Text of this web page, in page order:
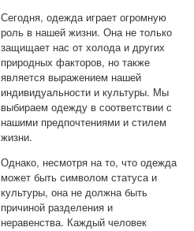
Сегодня, одежда играет огромную
роль в нашей жизни. Она не только
защищает нас от холода и других
природных факторов, но также
является выражением нашей
индивидуальности и культуры. Мы
выбираем одежду в соответствии с
нашими предпочтениями и стилем
жизни.
Однако, несмотря на то, что одежда
может быть символом статуса и
культуры, она не должна быть
причиной разделения и
неравенства. Каждый человек